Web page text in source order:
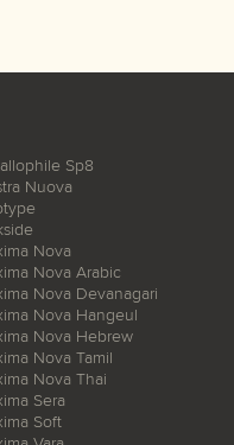
Sp8
Nuova
Nova
Nova Arabic
Nova Devanagari
Nova Hangeul
Nova Hebrew
Nova Tamil
Nova Thai
Sera
Soft